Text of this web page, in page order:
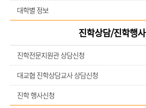
대학별 정보
진학상담/진학행사
진학전문지원관 상담신청
대교협 진학상담교사 상담신청
진학 행사신청